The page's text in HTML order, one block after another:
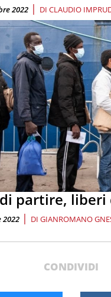
2022 | DI CLAUDIO
partire, liberi
2022 | DI GIANROMANO
CONDIVIDI